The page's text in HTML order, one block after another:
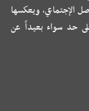
الإجتماعي، ويعكسها
حد سواء بعيداً عن